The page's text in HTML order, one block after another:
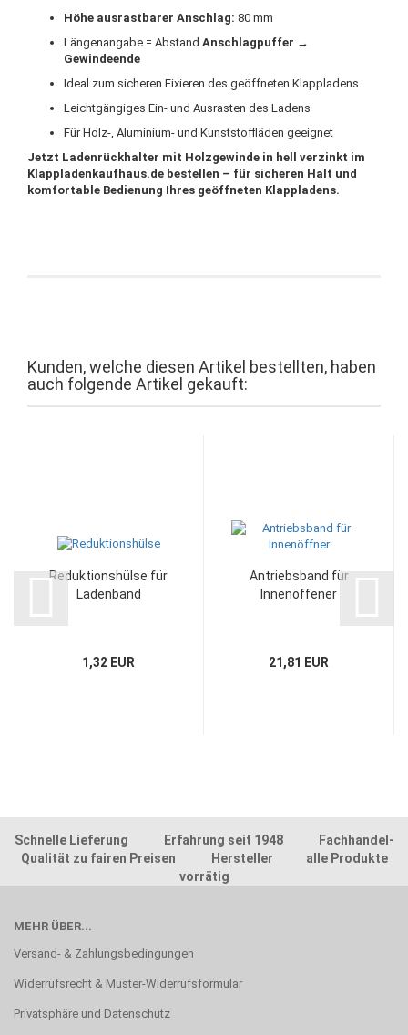
Höhe ausrastbarer Anschlag: 80 mm
Längenangabe = Abstand Anschlagpuffer →
Gewindeende
Ideal zum sicheren Fixieren des geöffneten Klappladens
Leichtgängiges Ein- und Ausrasten des Ladens
Für Holz-, Aluminium- und Kunststoffläden geeignet
Jetzt Ladenrückhalter mit Holzgewinde in hell verzinkt im
Klappladenkaufhaus.de bestellen – für sicheren Halt und
komfortable Bedienung Ihres geöffneten Klappladens.
Kunden, welche diesen Artikel bestellten, haben
auch folgende Artikel gekauft:
Reduktionshülse für
Ladenband
1,32 EUR
Antriebsband für
Innenöffener
21,81 EUR
Schnelle Lieferung Erfahrung seit 1948 Fachhandel-
Qualität zu fairen Preisen Hersteller alle Produkte
vorrätig
MEHR ÜBER...
Versand- & Zahlungsbedingungen
Widerrufsrecht & Muster-Widerrufsformular
Privatsphäre und Datenschutz